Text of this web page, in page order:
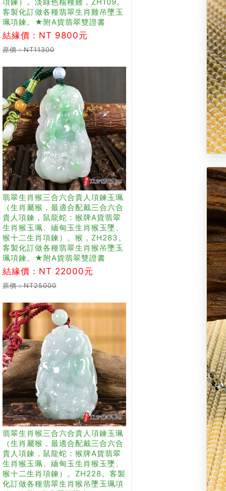
客製化訂做各種翡翠生肖雞吊墜玉
珮項鍊。★附A貨翡翠雙證書
結緣價：NT 9800元
原價：NT11300
翡翠生肖猴三合六合貴人項鍊玉珮
（生肖屬猴，最適合配戴三合六合
貴人項鍊，鼠龍蛇：猴牌A貨翡翠
生肖猴玉珮、緬甸玉生肖猴玉墜、
猴十二生肖項鍊）。猴，ZH283。
客製化訂做各種翡翠生肖猴吊墜玉
珮項鍊。★附A貨翡翠雙證書
結緣價：NT 22000元
原價：NT25000
翡翠生肖猴三合六合貴人項鍊玉珮
（生肖屬猴，最適合配戴三合六合
貴人項鍊，鼠龍蛇：猴牌A貨翡翠
生肖猴玉珮、緬甸玉生肖猴玉墜、
猴十二生肖項鍊）。ZH228。客製
化訂做各種翡翠生肖猴吊墜玉珮項